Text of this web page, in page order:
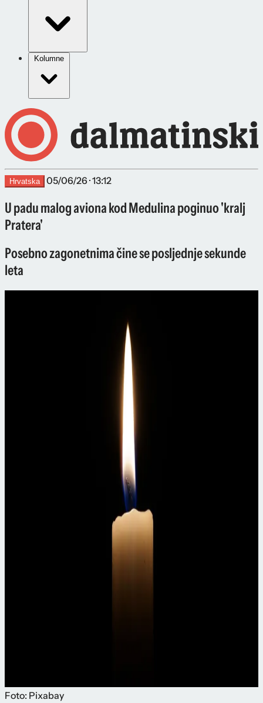
Kolumne
Hrvatska 05/06/26 · 13:12
U padu malog aviona kod Medulina poginuo 'kralj
Pratera'
Posebno zagonetnima čine se posljednje sekunde
leta
Foto: Pixabay